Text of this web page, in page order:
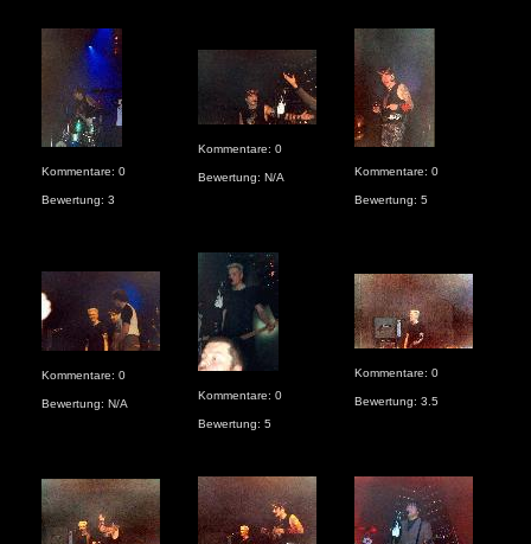
Kommentare: 0
Bewertung: 3
Kommentare: 0
Bewertung: N/A Kommentare: 0
Bewertung: 5
Kommentare: 0
Bewertung: N/A
Kommentare: 0
Bewertung: 5
Kommentare: 0
Bewertung: 3.5